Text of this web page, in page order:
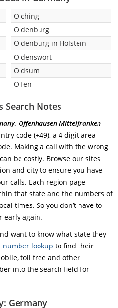
Olching
Oldenburg
Oldenburg in Holstein
Oldenswort
Oldsum
Olfen
Search Notes
Offenhausen Mittelfranken
code (+49), a 4 digit area
Making a call with the wrong
be costly. Browse our sites
and city to ensure you have
calls. Each region page
that state and the numbers of
times. So you don’t have to
early again.
want to know what state they
number lookup to find their
toll free and other
into the search field for
Germany